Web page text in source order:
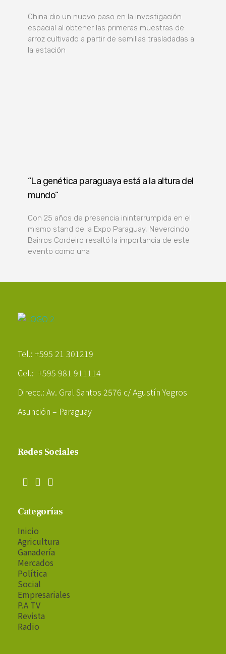
China dio un nuevo paso en la investigación
espacial al obtener las primeras muestras de
arroz cultivado a partir de semillas trasladadas a
la estación
“La genética paraguaya está a la altura del
mundo”
Con 25 años de presencia ininterrumpida en el
mismo stand de la Expo Paraguay, Nevercindo
Bairros Cordeiro resaltó la importancia de este
evento como una
Tel.: +595 21 301219
Cel.: +595 981 911114
Direcc.: Av. Gral Santos 2576 c/ Agustín Yegros
Asunción – Paraguay
Redes Sociales
Categorías
Inicio
Agricultura
Ganadería
Mercados
Política
Social
Empresariales
P.A TV
Revista
Radio